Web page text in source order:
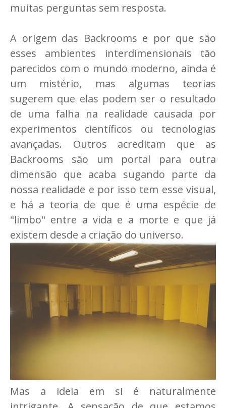
muitas perguntas sem resposta.
A origem das Backrooms e por que são
esses ambientes interdimensionais tão
parecidos com o mundo moderno, ainda é
um mistério, mas algumas teorias
sugerem que elas podem ser o resultado
de uma falha na realidade causada por
experimentos científicos ou tecnologias
avançadas. Outros acreditam que as
Backrooms são um portal para outra
dimensão que acaba sugando parte da
nossa realidade e por isso tem esse visual,
e há a teoria de que é uma espécie de
"limbo" entre a vida e a morte e que já
existem desde a criação do universo.
Mas a ideia em si é naturalmente